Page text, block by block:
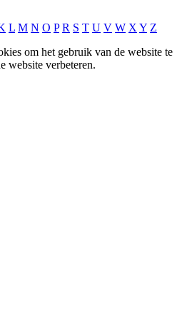
L M N O P R S T U V W X Y Z
om het gebruik van de website te
website verbeteren.